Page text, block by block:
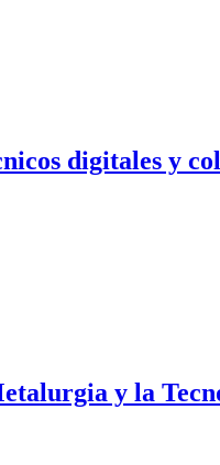
digitales y
y la